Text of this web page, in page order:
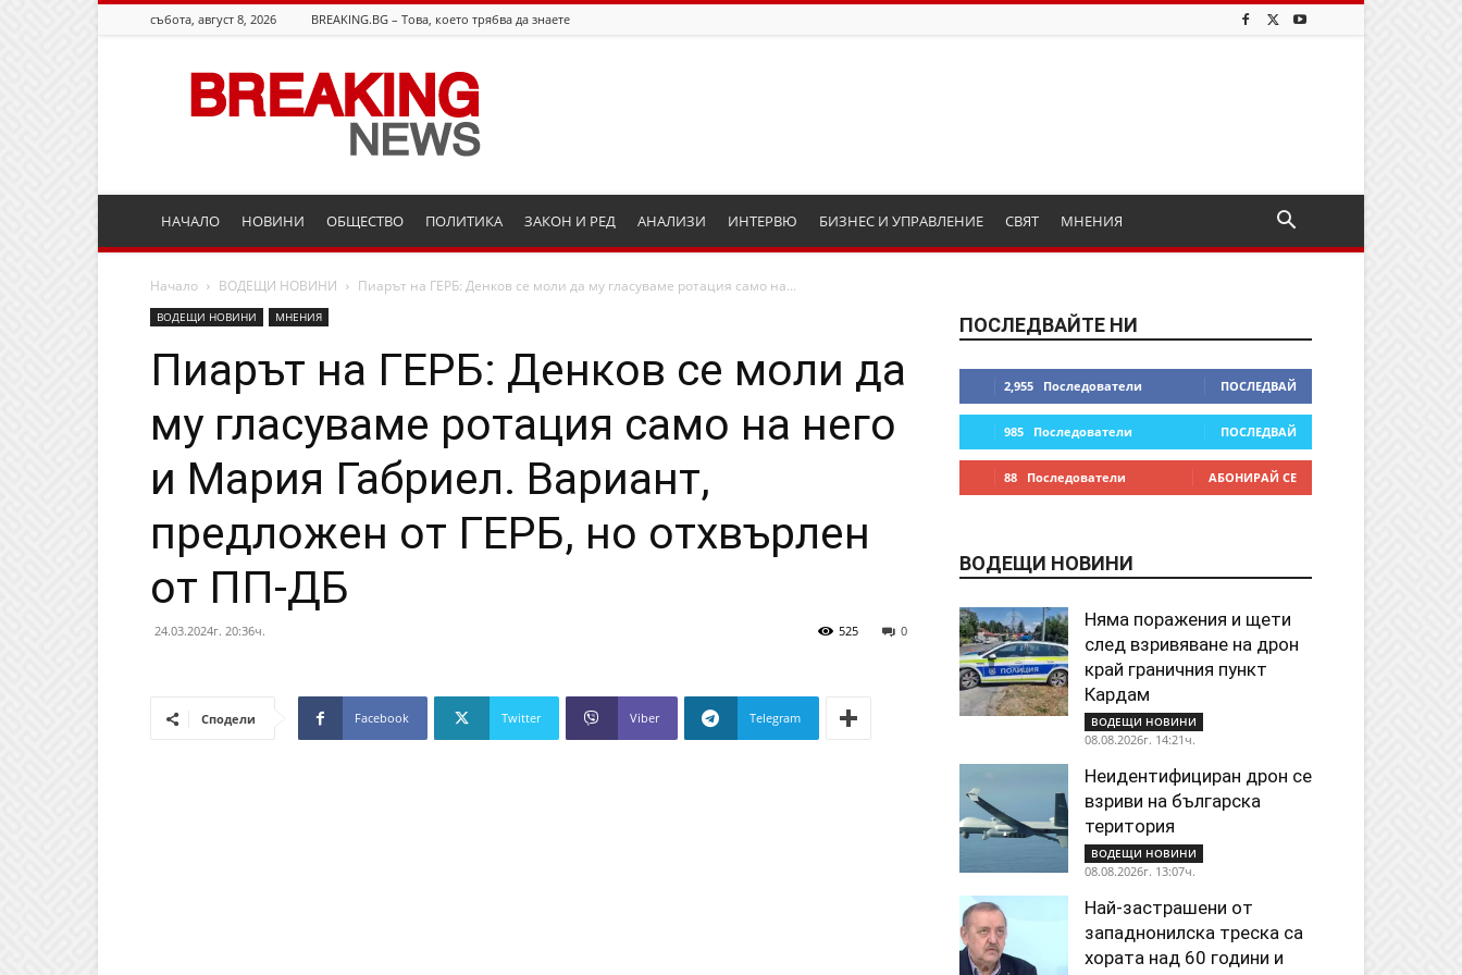
събота, август 8, 2026 BREAKING.BG – Това, което трябва да знаете
Breaking.bg
НАЧАЛО НОВИНИ ОБЩЕСТВО ПОЛИТИКА ЗАКОН И РЕД АНАЛИЗИ ИНТЕРВЮ БИЗНЕС И УПРАВЛЕНИЕ СВЯТ МНЕНИЯ
Начало ВОДЕЩИ НОВИНИ Пиарът на ГЕРБ: Денков се моли да му гласуваме ротация само на...
ВОДЕЩИ НОВИНИ МНЕНИЯ
Пиарът на ГЕРБ: Денков се моли да
му гласуваме ротация само на него
и Мария Габриел. Вариант,
предложен от ГЕРБ, но отхвърлен
от ПП-ДБ
24.03.2024г. 20:36ч. 0
525
Сподели Facebook Twitter Viber Telegram
ПОСЛЕДВАЙТЕ НИ
2,955 Последователи ПОСЛЕДВАЙ
985 Последователи ПОСЛЕДВАЙ
88 Последователи АБОНИРАЙ СЕ
ВОДЕЩИ НОВИНИ
Няма поражения и щети
след взривяване на дрон
край граничния пункт
Кардам
ВОДЕЩИ НОВИНИ
08.08.2026г. 14:21ч.
Неидентифициран дрон се
взриви на българска
територия
ВОДЕЩИ НОВИНИ
08.08.2026г. 13:07ч.
Най-застрашени от
западнонилска треска са
хората над 60 години и